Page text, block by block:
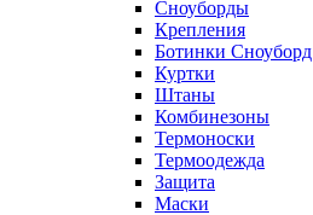
Сноуборды
Крепления
Ботинки Сноуборд
Куртки
Штаны
Комбинезоны
Термоноски
Термоодежда
Защита
Маски